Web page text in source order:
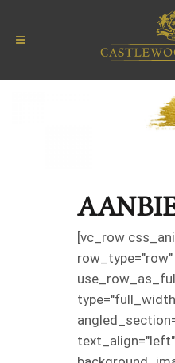
[vc_row
row_type="row"
text_align="left"